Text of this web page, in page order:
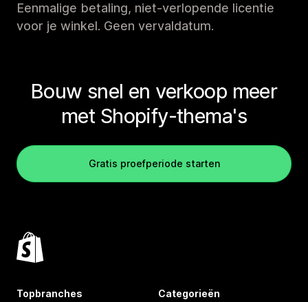
Eenmalige betaling, niet-verlopende licentie
voor je winkel. Geen vervaldatum.
Bouw snel en verkoop meer
met Shopify-thema's
Gratis proefperiode starten
Topbranches Categorieën